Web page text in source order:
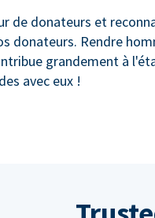
de donateurs et
donateurs. Rendre
grandement à
avec eux !